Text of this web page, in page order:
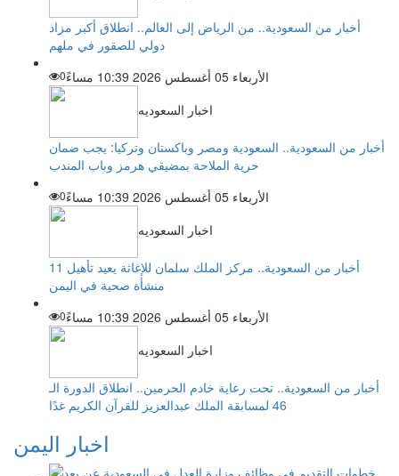
أخبار من السعودية.. من الرياض إلى العالم.. انطلاق أكبر مزاد
دولي للصقور في ملهم
الأربعاء 05 أغسطس 2026 10:39 مساءً
0
اخبار السعوديه
أخبار من السعودية.. السعودية ومصر وباكستان وتركيا: يجب ضمان
حرية الملاحة بمضيقي هرمز وباب المندب
الأربعاء 05 أغسطس 2026 10:39 مساءً
0
اخبار السعوديه
أخبار من السعودية.. مركز الملك سلمان للإغاثة يعيد تأهيل 11
منشأة صحية في اليمن
الأربعاء 05 أغسطس 2026 10:39 مساءً
0
اخبار السعوديه
أخبار من السعودية.. تحت رعاية خادم الحرمين.. انطلاق الدورة الـ
46 لمسابقة الملك عبدالعزيز للقرآن الكريم غدًا
اخبار اليمن